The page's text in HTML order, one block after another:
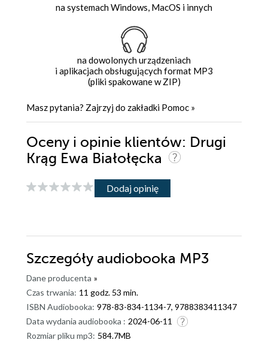
na systemach Windows, MacOS i innych
na dowolonych urządzeniach
i aplikacjach obsługujących format MP3
(pliki spakowane w ZIP)
Masz pytania? Zajrzyj do zakładki Pomoc »
Oceny i opinie klientów: Drugi
Krąg Ewa Białołęcka
Dodaj opinię
Szczegóły audiobooka MP3
Dane producenta »
Czas trwania: 11 godz. 53 min.
ISBN Audiobooka: 978-83-834-1134-7, 9788383411347
Data wydania audiobooka : 2024-06-11
Rozmiar pliku mp3: 584.7MB